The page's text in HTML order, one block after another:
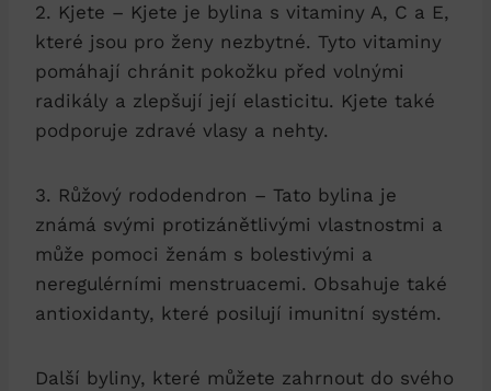
2. Kjete – Kjete je bylina s vitaminy A, C a E,
které jsou pro ženy nezbytné. Tyto vitaminy
pomáhají chránit pokožku před volnými
radikály a zlepšují její elasticitu. Kjete také
podporuje zdravé vlasy a nehty.
3. Růžový rododendron – Tato bylina je
známá svými protizánětlivými vlastnostmi a
může pomoci ženám s bolestivými a
neregulérními menstruacemi. Obsahuje také
antioxidanty, které posilují imunitní systém.
Další byliny, které můžete zahrnout do svého